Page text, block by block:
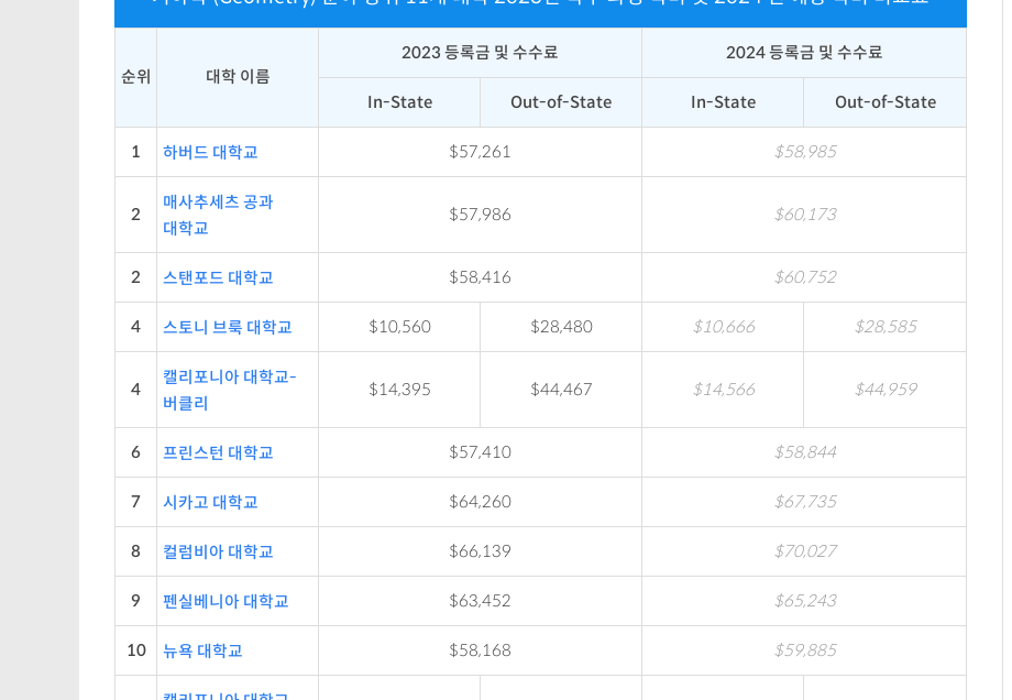
순위 대학 이름
2023 등록금 및 수수료 2024 등록금 및 수수료
In-State Out-of-State In-State Out-of-State
1 하버드 대학교 $57,261 $58,985
2
매사추세츠 공과
대학교
$57,986 $60,173
2 스탠포드 대학교 $58,416 $60,752
4 스토니 브룩 대학교 $10,560 $28,480 $10,666 $28,585
4
캘리포니아 대학교-
버클리
$14,395 $44,467 $14,566 $44,959
6 프린스턴 대학교 $57,410 $58,844
7 시카고 대학교 $64,260 $67,735
8 컬럼비아 대학교 $66,139 $70,027
9 펜실베니아 대학교 $63,452 $65,243
10 뉴욕 대학교 $58,168 $59,885